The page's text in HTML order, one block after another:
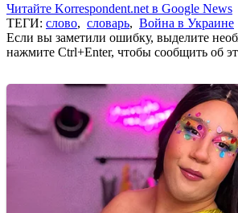
Читайте Korrespondent.net в Google News
ТЕГИ: слово, словарь, Война в Украине
Если вы заметили ошибку, выделите
нажмите Ctrl+Enter, чтобы сообщить об